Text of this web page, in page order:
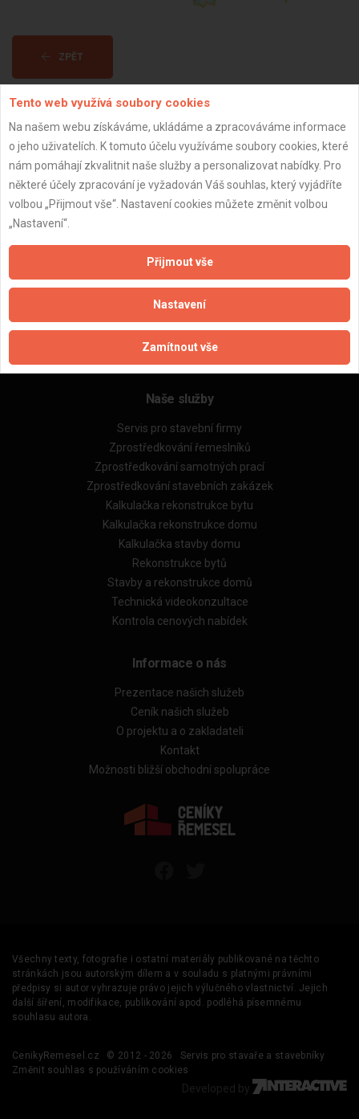
ZPĚT
Důležité informace
Zpracování a ochrana osobních údajů
Zásady pro používání souborů cookie
Obchodní podmínky (zprostředkování)
Naše služby
Servis pro stavební firmy
Zprostředkování řemeslníků
Zprostředkování samotných prací
Zprostředkování stavebních zakázek
Kalkulačka rekonstrukce bytu
Kalkulačka rekonstrukce domu
Kalkulačka stavby domu
Rekonstrukce bytů
Stavby a rekonstrukce domů
Technická videokonzultace
Kontrola cenových nabídek
Informace o nás
Prezentace našich služeb
Ceník našich služeb
O projektu a o zakladateli
Kontakt
Možnosti bližší obchodní spolupráce
Všechny texty, fotografie i ostatní materiály publikované na těchto
stránkách jsou autorským dílem a v souladu s platnými právními
předpisy si autor vyhrazuje právo jejich výlučného vlastnictví. Jejich
další šíření, modifikace, publikování apod. podléhá písemnému
souhlasu autora.
CenikyRemesel.cz © 2012 - 2026
Servis pro stavaře a stavebníky
Změnit souhlas s používáním cookies
Developed by
Tento web využívá soubory cookies
Na našem webu získáváme, ukládáme a zpracováváme informace
o jeho uživatelích. K tomuto účelu využíváme soubory cookies, které
nám pomáhají zkvalitnit naše služby a personalizovat nabídky. Pro
některé účely zpracování je vyžadován Váš souhlas, který vyjádříte
volbou „Přijmout vše“. Nastavení cookies můžete změnit volbou
„Nastavení“.
Přijmout vše
Nastavení
Zamítnout vše